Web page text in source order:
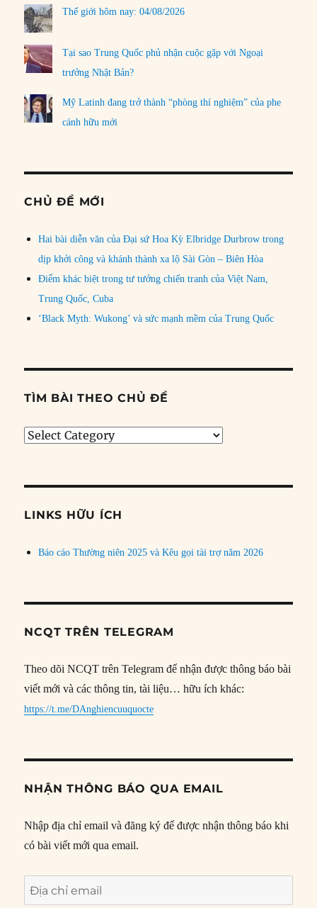
Thế giới hôm nay: 04/08/2026
Tại sao Trung Quốc phủ nhận cuộc gặp với Ngoại
trưởng Nhật Bản?
Mỹ Latinh đang trở thành “phòng thí nghiệm” của phe
cánh hữu mới
CHỦ ĐỀ MỚI
Hai bài diễn văn của Đại sứ Hoa Kỳ Elbridge Durbrow trong
dịp khởi công và khánh thành xa lộ Sài Gòn – Biên Hòa
Điểm khác biệt trong tư tưởng chiến tranh của Việt Nam,
Trung Quốc, Cuba
‘Black Myth: Wukong’ và sức mạnh mềm của Trung Quốc
TÌM BÀI THEO CHỦ ĐỀ
Tìm
đề
LINKS HỮU ÍCH
Báo cáo Thường niên 2025 và Kêu gọi tài trợ năm 2026
NCQT TRÊN TELEGRAM
Theo dõi NCQT trên Telegram để nhận được thông báo bài
viết mới và các thông tin, tài liệu… hữu ích khác:
https://t.me/DAnghiencuuquocte
NHẬN THÔNG BÁO QUA EMAIL
Nhập địa chỉ email và đăng ký để được nhận thông báo khi
có bài viết mới qua email.
Địa
chỉ